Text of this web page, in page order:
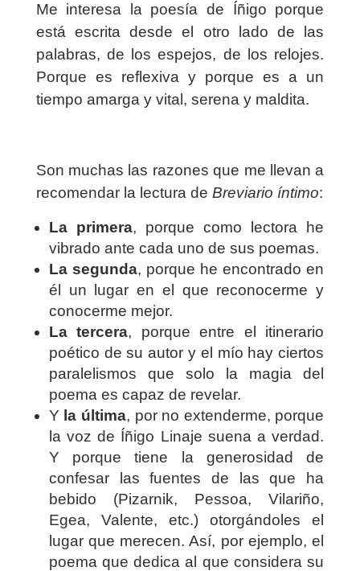
Me interesa la poesía de Íñigo porque
está escrita desde el otro lado de las
palabras, de los espejos, de los relojes.
Porque es reflexiva y porque es a un
tiempo amarga y vital, serena y maldita.
Son muchas las razones que me llevan a
recomendar la lectura de Breviario íntimo:
La primera, porque como lectora he
vibrado ante cada uno de sus poemas.
La segunda, porque he encontrado en
él un lugar en el que reconocerme y
conocerme mejor.
La tercera, porque entre el itinerario
poético de su autor y el mío hay ciertos
paralelismos que solo la magia del
poema es capaz de revelar.
Y la última, por no extenderme, porque
la voz de Íñigo Linaje suena a verdad.
Y porque tiene la generosidad de
confesar las fuentes de las que ha
bebido (Pizarnik, Pessoa, Vilariño,
Egea, Valente, etc.) otorgándoles el
lugar que merecen. Así, por ejemplo, el
poema que dedica al que considera su